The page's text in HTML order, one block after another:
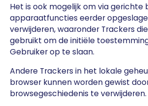
Het is ook mogelijk om via gerichte
apparaatfuncties eerder
verwijderen, waaronder Trackers
gebruikt om de initiële
Gebruiker op te slaan.
Andere Trackers in het lokale
browser kunnen worden gewist
browsegeschiedenis te verwijderen.